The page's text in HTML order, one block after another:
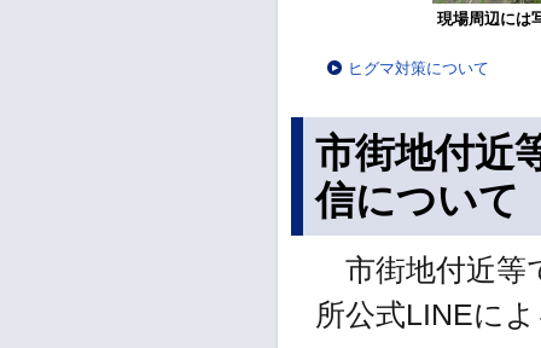
現場周辺には
ヒグマ対策について
市街地付近
信について
市街地付近等
所公式LINEに